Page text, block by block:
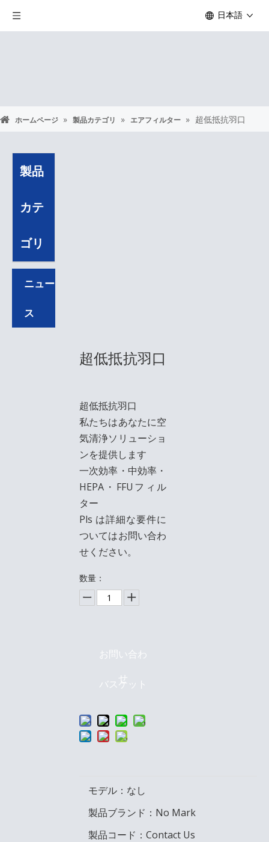
日本語
ホームページ » 製品カテゴリ » エアフィルター » 超低抵抗羽口
製品
カテ
ゴリ
ニュー
ス
超低抵抗羽口
超低抵抗羽口
私たちはあなたに空
気清浄ソリューショ
ンを提供します
一次効率・中効率・
HEPA・FFUフィル
ター
Pls は詳細な要件に
ついてはお問い合わ
せください。
数量：
お問い合わ
せ
バスケット
モデル： なし
製品ブランド： No Mark
製品コード： Contact Us